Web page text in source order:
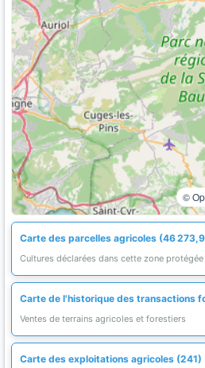
©
Carte des parcelles agricoles (46
Cultures déclarées dans cette zone protégée
Carte de l'historique des transactions
Ventes de terrains agricoles et forestiers
Carte des exploitations agricoles (241)